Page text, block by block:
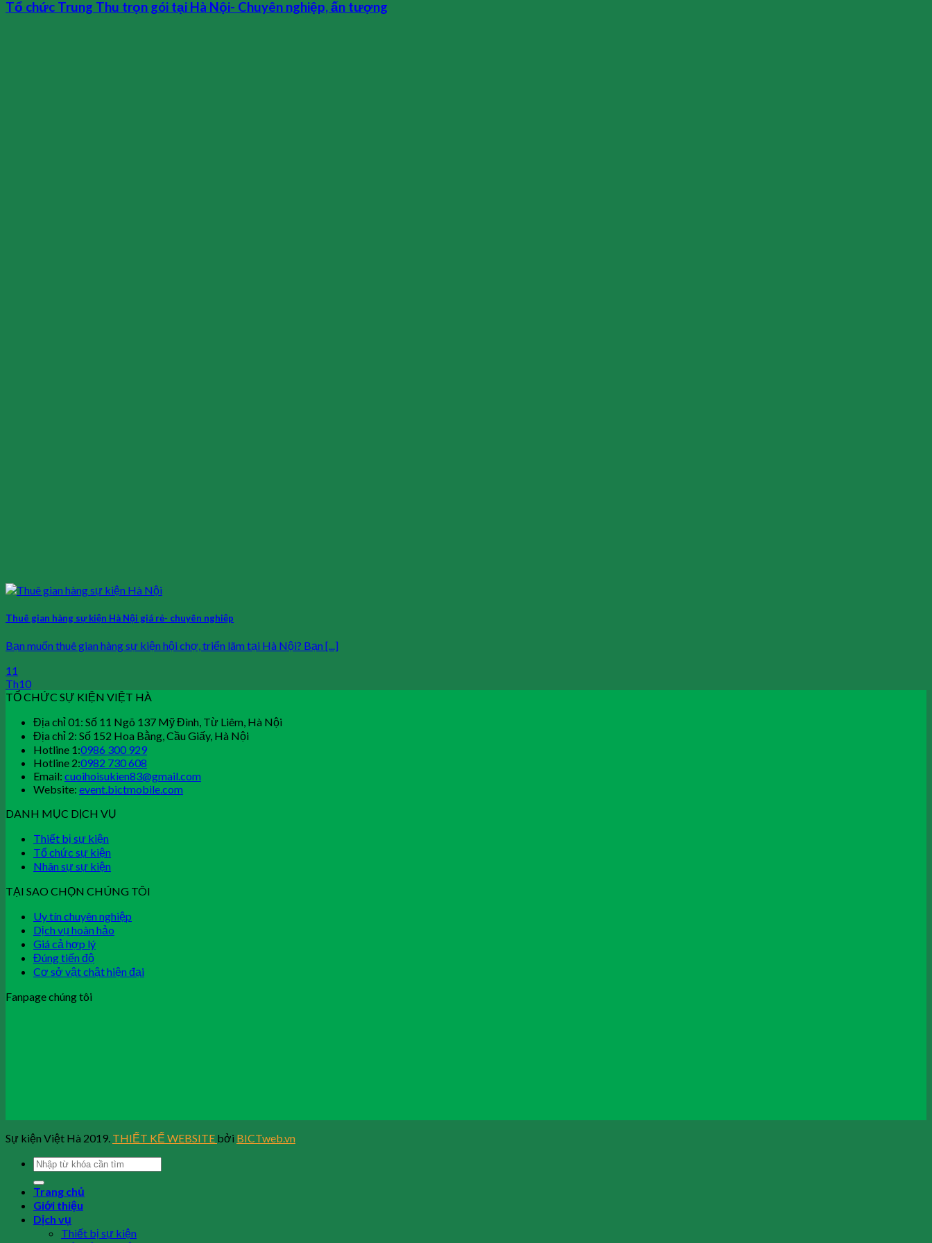
Tổ chức Trung Thu trọn gói tại Hà Nội- Chuyên nghiệp, ấn tượng
Thuê gian hàng sự kiện Hà Nội giá rẻ- chuyên nghiệp
Bạn muốn thuê gian hàng sự kiện hội chợ, triển lãm tại Hà Nội? Bạn [...]
11
Th10
TỔ CHỨC SỰ KIỆN VIỆT HÀ
Địa chỉ 01: Số 11 Ngõ 137 Mỹ Đình, Từ Liêm, Hà Nội
Địa chỉ 2: Số 152 Hoa Bằng, Cầu Giấy, Hà Nội
Hotline 1:0986 300 929
Hotline 2:0982 730 608
Email: cuoihoisukien83@gmail.com
Website: event.bictmobile.com
DANH MỤC DỊCH VỤ
Thiết bị sự kiện
Tổ chức sự kiện
Nhân sự sự kiện
TẠI SAO CHỌN CHÚNG TÔI
Uy tín chuyên nghiệp
Dịch vụ hoàn hảo
Giá cả hợp lý
Đúng tiến độ
Cơ sở vật chật hiện đại
Fanpage chúng tôi
Sự kiện Việt Hà 2019. THIẾT KẾ WEBSITE bởi BICTweb.vn
Trang chủ
Giới thiệu
Dịch vụ
Thiết bị sự kiện